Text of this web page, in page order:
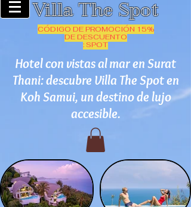
Villa The Spot
CÓDIGO DE PROMOCIÓN 15%
DE DESCUENTO
: SPOT
Hotel con vistas al mar en Surat
Thani: descubre Villa The Spot en
Koh Samui, un destino de lujo
accesible.